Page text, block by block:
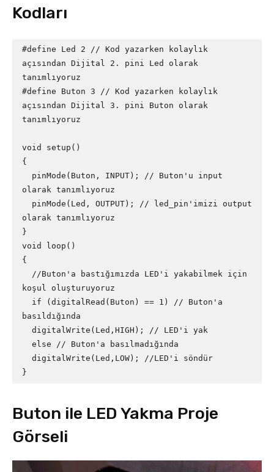
Kodları
#define Led 2 // Kod yazarken kolaylık
açısından Dijital 2. pini Led olarak
tanımlıyoruz
#define Buton 3 // Kod yazarken kolaylık
açısından Dijital 3. pini Buton olarak
tanımlıyoruz
void setup()
{
olarak tanımlıyoruz
olarak tanımlıyoruz
}
void loop()
{
koşul oluşturuyoruz
basıldığında
}
Buton ile LED Yakma Proje
Görseli